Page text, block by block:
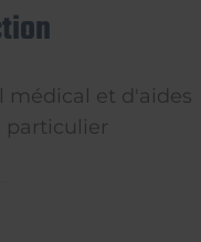
médical et d'aides
particulier